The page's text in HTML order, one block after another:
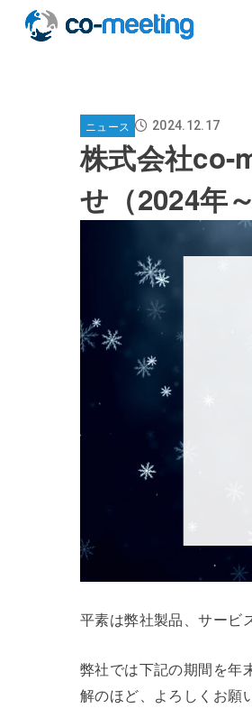
ニュース 2024.12.17
株式会社co-
せ（2024年
平素は弊社製品、サービ
弊社では下記の期間を年
解のほど、よろしくお願